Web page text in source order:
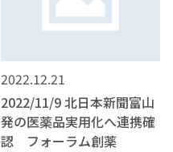
2022.12.21
2022/11/9 北日本新聞富山
発の医薬品実用化へ連携確
認 フォーラム創薬